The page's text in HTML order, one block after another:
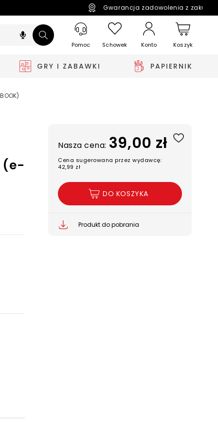
Gwarancja zadowolenia z
Pomoc Schowek Konto Koszyk
GRY I ZABAWKI PAPIERNIK
(e-
Nasza cena: 39,00 zł
Cena sugerowana przez wydawcę:
42,99 zł
DO KOSZYKA
Produkt do pobrania